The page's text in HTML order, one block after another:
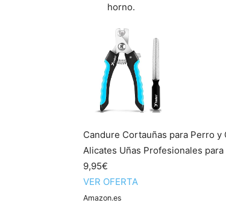
horno.
Candure Cortauñas para Perro
Alicates Uñas Profesionales
9,95€
VER OFERTA
Amazon.es